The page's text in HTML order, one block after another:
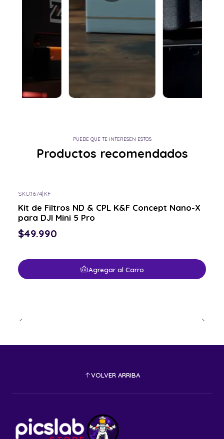
PUEDE QUE TE INTERESEN ESTOS
Productos recomendados
SKU.1674|KF
Kit de Filtros ND & CPL K&F Concept Nano-X
para DJI Mini 5 Pro
$49.990
Agregar al Carro
VOLVER ARRIBA